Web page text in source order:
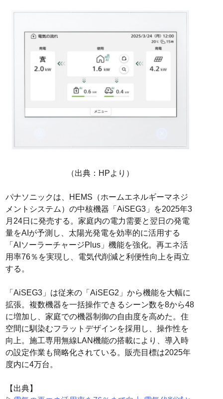
（出典：HPより）
パナソニックは、HEMS（ホームエネルギーマネジ
メントシステム）の中核機器「AiSEG3」を2025年3
月24日に発売する。家庭内の電力需要と翌日の発電
量をAIが予測し、太陽光発電を効率的に活用する
「AIソーラーチャージPlus」機能を強化。再エネ活
用率76％を実現し、電気代削減と利便性向上を両立
する。
「AiSEG3」は従来の「AiSEG2」から機能を大幅に
拡張。複数機器を一括操作できるシーン数を8から48
に増加し、家庭での機器制御の自由度を高めた。住
空間に馴染むフラットデザインを採用し、操作性を
向上。施工専用無線LAN機能の搭載により、導入時
の設定作業も簡略化されている。販売目標は2025年
度内に4万台。
【出典】